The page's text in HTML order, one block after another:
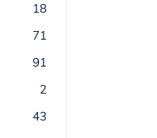
18
71
91
2
43